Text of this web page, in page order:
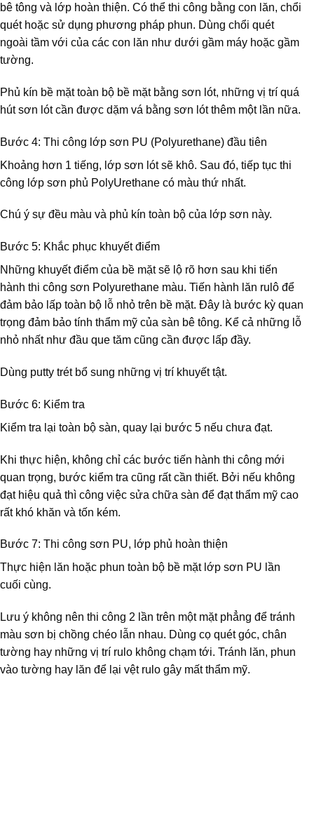
bê tông và lớp hoàn thiện. Có thể thi công bằng con lăn, chổi
quét hoặc sử dụng phương pháp phun. Dùng chổi quét
ngoài tầm với của các con lăn như dưới gầm máy hoặc gầm
tường.
Phủ kín bề mặt toàn bộ bề mặt bằng sơn lót, những vị trí quá
hút sơn lót cần được dặm vá bằng sơn lót thêm một lần nữa.
Bước 4: Thi công lớp sơn PU (Polyurethane) đầu tiên
Khoảng hơn 1 tiếng, lớp sơn lót sẽ khô. Sau đó, tiếp tục thi
công lớp sơn phủ PolyUrethane có màu thứ nhất.
Chú ý sự đều màu và phủ kín toàn bộ của lớp sơn này.
Bước 5: Khắc phục khuyết điểm
Những khuyết điểm của bề mặt sẽ lộ rõ hơn sau khi tiến
hành thi công sơn Polyurethane màu. Tiến hành lăn rulô để
đảm bảo lấp toàn bộ lỗ nhỏ trên bề mặt. Đây là bước kỳ quan
trọng đảm bảo tính thẩm mỹ của sàn bê tông. Kể cả những lỗ
nhỏ nhất như đầu que tăm cũng cần được lấp đầy.
Dùng putty trét bổ sung những vị trí khuyết tật.
Bước 6: Kiểm tra
Kiểm tra lại toàn bộ sàn, quay lại bước 5 nếu chưa đạt.
Khi thực hiện, không chỉ các bước tiến hành thi công mới
quan trọng, bước kiểm tra cũng rất cần thiết. Bởi nếu không
đạt hiệu quả thì công việc sửa chữa sàn để đạt thẩm mỹ cao
rất khó khăn và tốn kém.
Bước 7: Thi công sơn PU, lớp phủ hoàn thiện
Thực hiện lăn hoặc phun toàn bộ bề mặt lớp sơn PU lần
cuối cùng.
Lưu ý không nên thi công 2 lần trên một mặt phẳng để tránh
màu sơn bị chồng chéo lẫn nhau. Dùng cọ quét góc, chân
tường hay những vị trí rulo không chạm tới. Tránh lăn, phun
vào tường hay lăn để lại vệt rulo gây mất thẩm mỹ.